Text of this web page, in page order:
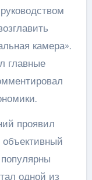
камера».
главные
проявил
объективный
одной из